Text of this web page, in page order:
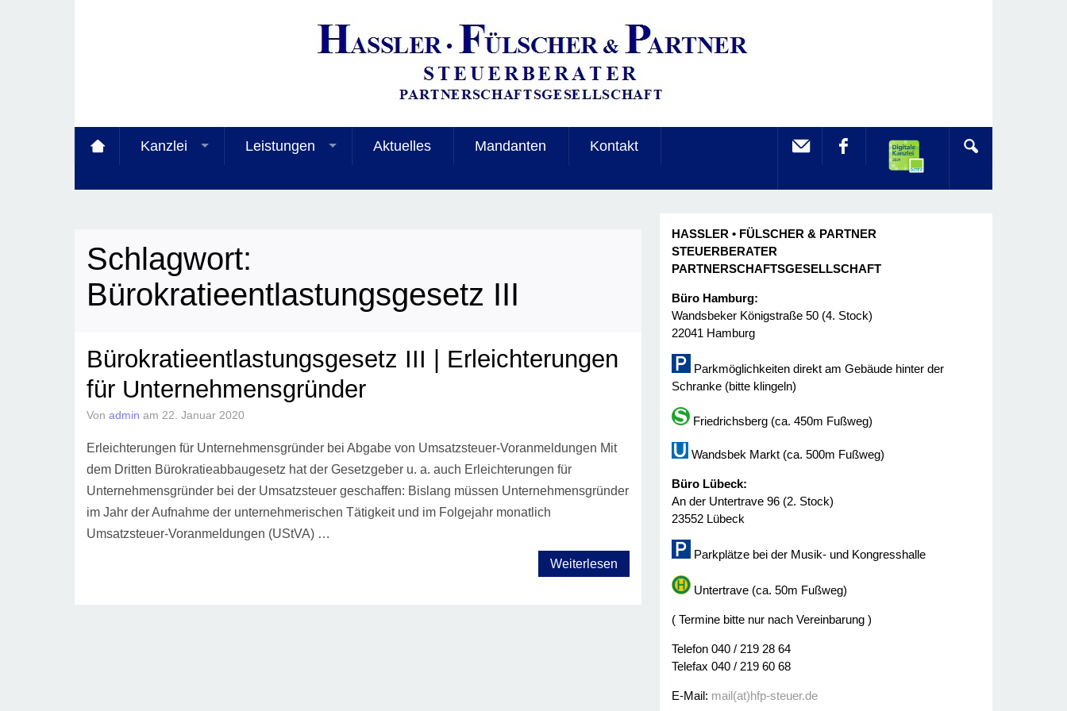
Kanzlei Leistungen Aktuelles Mandanten Kontakt
Schlagwort:
Bürokratieentlastungsgesetz III
Bürokratieentlastungsgesetz III | Erleichterungen
für Unternehmensgründer
Von admin am 22. Januar 2020
Erleichterungen für Unternehmensgründer bei Abgabe von Umsatzsteuer-Voranmeldungen Mit
dem Dritten Bürokratieabbaugesetz hat der Gesetzgeber u. a. auch Erleichterungen für
Unternehmensgründer bei der Umsatzsteuer geschaffen: Bislang müssen Unternehmensgründer
im Jahr der Aufnahme der unternehmerischen Tätigkeit und im Folgejahr monatlich
Umsatzsteuer-Voranmeldungen (UStVA) …
Weiterlesen
HASSLER • FÜLSCHER & PARTNER
STEUERBERATER
PARTNERSCHAFTSGESELLSCHAFT
Büro Hamburg:
Wandsbeker Königstraße 50 (4. Stock)
22041 Hamburg
Parkmöglichkeiten direkt am Gebäude hinter der
Schranke (bitte klingeln)
Friedrichsberg (ca. 450m Fußweg)
Wandsbek Markt (ca. 500m Fußweg)
Büro Lübeck:
An der Untertrave 96 (2. Stock)
23552 Lübeck
Parkplätze bei der Musik- und Kongresshalle
Untertrave (ca. 50m Fußweg)
( Termine bitte nur nach Vereinbarung )
Telefon 040 / 219 28 64
Telefax 040 / 219 60 68
E-Mail: mail(at)hfp-steuer.de